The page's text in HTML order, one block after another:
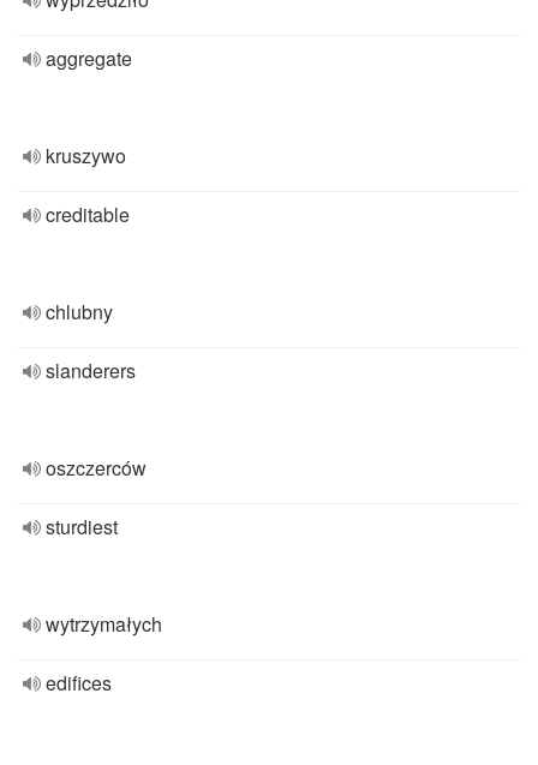
aggregate
kruszywo
creditable
chlubny
slanderers
oszczerców
sturdiest
wytrzymałych
edifices